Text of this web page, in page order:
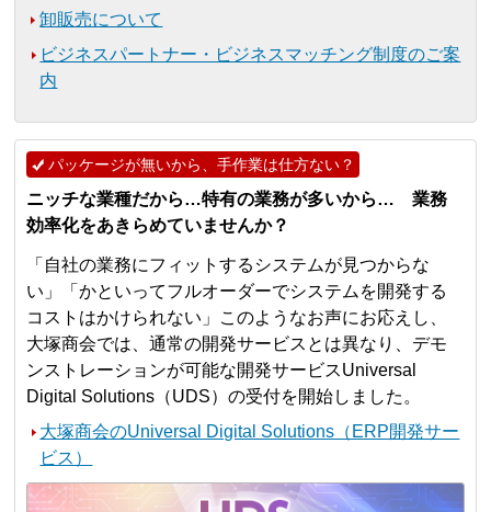
卸販売について
ビジネスパートナー・ビジネスマッチング制度のご案
内
パッケージが無いから、手作業は仕方ない？
ニッチな業種だから…特有の業務が多いから… 業務
効率化をあきらめていませんか？
「自社の業務にフィットするシステムが見つからな
い」「かといってフルオーダーでシステムを開発する
コストはかけられない」このようなお声にお応えし、
大塚商会では、通常の開発サービスとは異なり、デモ
ンストレーションが可能な開発サービスUniversal
Digital Solutions（UDS）の受付を開始しました。
大塚商会のUniversal Digital Solutions（ERP開発サー
ビス）